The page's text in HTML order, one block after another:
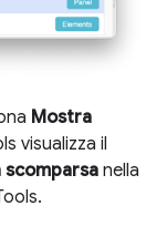
Mostra
visualizza il
scomparsanella